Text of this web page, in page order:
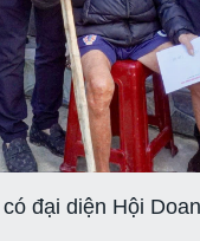
đại diện Hội